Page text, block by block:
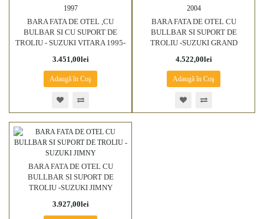
BARA FATA DE OTEL ,CU
BULBAR SI CU SUPORT DE
TROLIU - SUZUKI VITARA 1995-
3.451,00lei
Adaugă în Coş
BARA FATA DE OTEL CU
BULLBAR SI SUPORT DE
TROLIU -SUZUKI GRAND
4.522,00lei
Adaugă în Coş
BARA FATA DE OTEL CU
BULLBAR SI SUPORT DE
TROLIU -SUZUKI JIMNY
3.927,00lei